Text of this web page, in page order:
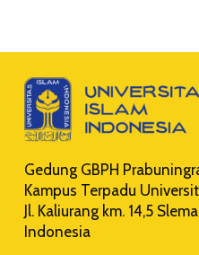
Gedung GBPH
Kampus Terpadu
Jl. Kaliurang km. 14,5
Indonesia